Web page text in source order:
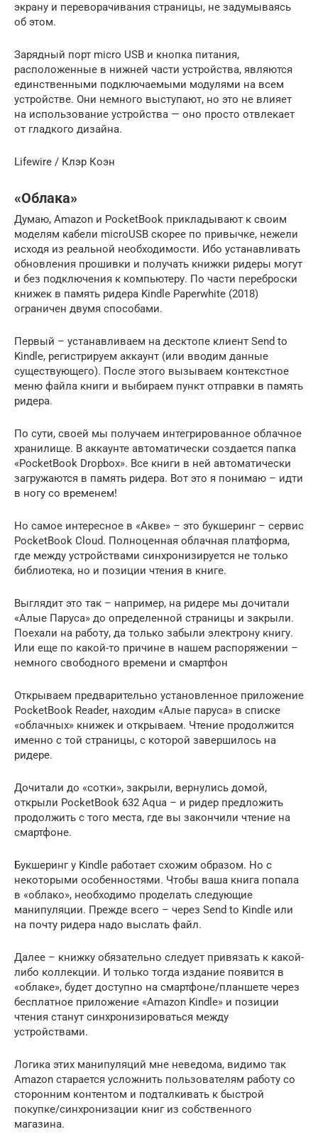
экрану и переворачивания страницы, не задумываясь
об этом.
Зарядный порт micro USB и кнопка питания,
расположенные в нижней части устройства, являются
единственными подключаемыми модулями на всем
устройстве. Они немного выступают, но это не влияет
на использование устройства — оно просто отвлекает
от гладкого дизайна.
Lifewire / Клэр Коэн
«Облака»
Думаю, Amazon и PocketBook прикладывают к своим
моделям кабели microUSB скорее по привычке, нежели
исходя из реальной необходимости. Ибо устанавливать
обновления прошивки и получать книжки ридеры могут
и без подключения к компьютеру. По части переброски
книжек в память ридера Kindle Paperwhite (2018)
ограничен двумя способами.
Первый – устанавливаем на десктопе клиент Send to
Kindle, регистрируем аккаунт (или вводим данные
существующего). После этого вызываем контекстное
меню файла книги и выбираем пункт отправки в память
ридера.
По сути, своей мы получаем интегрированное облачное
хранилище. В аккаунте автоматически создается папка
«PocketBook Dropbox». Все книги в ней автоматически
загружаются в память ридера. Вот это я понимаю – идти
в ногу со временем!
Но самое интересное в «Акве» – это букшеринг – сервис
PocketBook Cloud. Полноценная облачная платформа,
где между устройствами синхронизируется не только
библиотека, но и позиции чтения в книге.
Выглядит это так – например, на ридере мы дочитали
«Алые Паруса» до определенной страницы и закрыли.
Поехали на работу, да только забыли электрону книгу.
Или еще по какой-то причине в нашем распоряжении –
немного свободного времени и смартфон
Открываем предварительно установленное приложение
PocketBook Reader, находим «Алые паруса» в списке
«облачных» книжек и открываем. Чтение продолжится
именно с той страницы, с которой завершилось на
ридере.
Дочитали до «сотки», закрыли, вернулись домой,
открыли PocketBook 632 Aqua – и ридер предложить
продолжить с того места, где вы закончили чтение на
смартфоне.
Букшеринг у Kindle работает схожим образом. Но с
некоторыми особенностями. Чтобы ваша книга попала
в «облако», необходимо проделать следующие
манипуляции. Прежде всего – через Send to Kindle или
на почту ридера надо выслать файл.
Далее – книжку обязательно следует привязать к какой-
либо коллекции. И только тогда издание появится в
«облаке», будет доступно на смартфоне/планшете через
бесплатное приложение «Amazon Kindle» и позиции
чтения станут синхронизироваться между
устройствами.
Логика этих манипуляций мне неведома, видимо так
Amazon старается усложнить пользователям работу со
сторонним контентом и подталкивать к быстрой
покупке/синхронизации книг из собственного
магазина.